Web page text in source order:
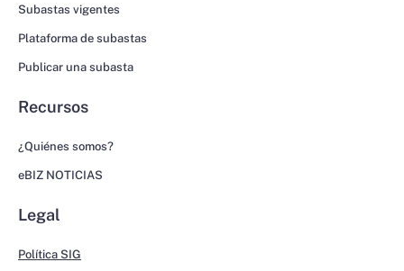
Subastas vigentes
Plataforma de subastas
Publicar una subasta
Recursos
¿Quiénes somos?
eBIZ NOTICIAS
Legal
Política SIG